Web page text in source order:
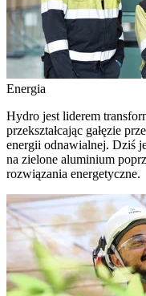
Energia
Hydro jest liderem
przekształcając gałęzie
energii odnawialnej. Dziś
na zielone aluminium
rozwiązania energetyczne.